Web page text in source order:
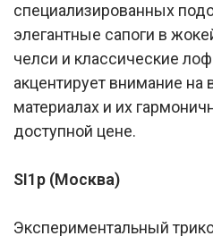
специализированных
элегантные сапоги в
челси и классические
акцентирует внимание
материалах и их
доступной цене.
SI1p (Москва)
Экспериментальный